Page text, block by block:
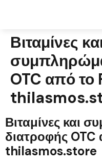
Βιταμίνες
OTC από το
Βιταμίνες και
διατροφής
thilasmos.store